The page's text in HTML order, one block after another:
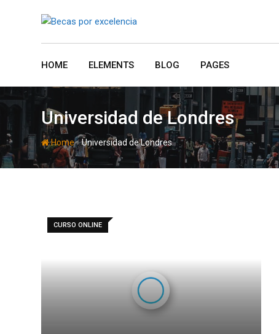
HOME ELEMENTS BLOG PAGES
Universidad de Londres
Home-Universidad de Londres
CURSO ONLINE